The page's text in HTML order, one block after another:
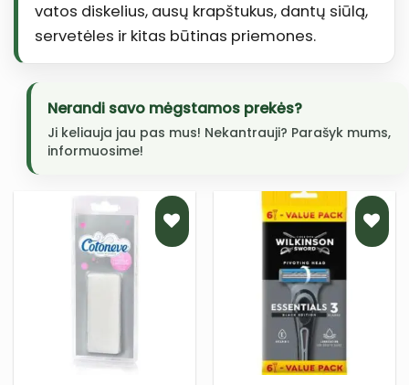
vatos diskelius, ausų krapštukus, dantų siūlą,
servetėles ir kitas būtinas priemones.
Nerandi savo mėgstamos prekės?
Ji keliauja jau pas mus! Nekantrauji? Parašyk mums,
informuosime!
SĄRAŠĄ